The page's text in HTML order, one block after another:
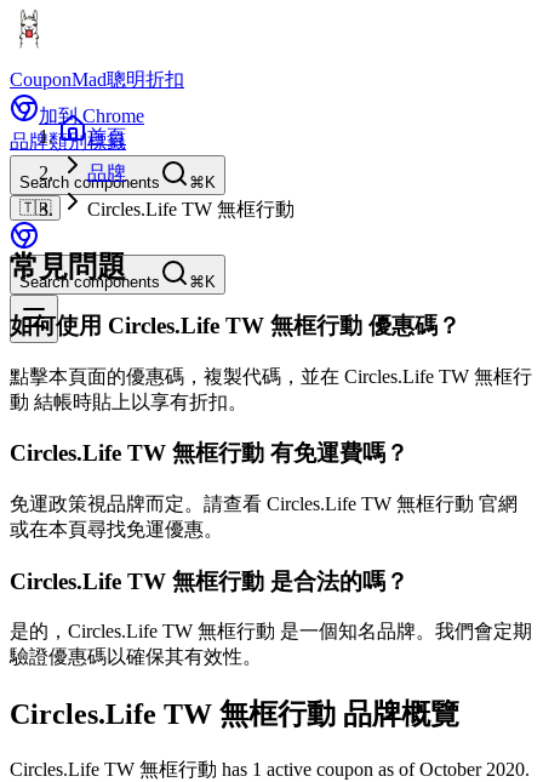
CouponMad聰明折扣
加到 Chrome
品牌類別標籤
Search components
⌘K
🇹🇼
Search components ⌘K
首頁
品牌
Circles.Life TW 無框行動
常見問題
如何使用 Circles.Life TW 無框行動 優惠碼？
點擊本頁面的優惠碼，複製代碼，並在 Circles.Life TW 無框行
動 結帳時貼上以享有折扣。
Circles.Life TW 無框行動 有免運費嗎？
免運政策視品牌而定。請查看 Circles.Life TW 無框行動 官網
或在本頁尋找免運優惠。
Circles.Life TW 無框行動 是合法的嗎？
是的，Circles.Life TW 無框行動 是一個知名品牌。我們會定期
驗證優惠碼以確保其有效性。
Circles.Life TW 無框行動 品牌概覽
Circles.Life TW 無框行動 has 1 active coupon as of October 2020.